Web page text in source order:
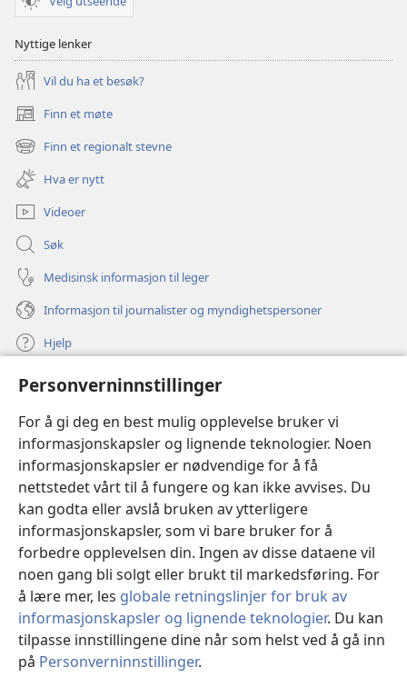
Personverninnstillinger
For å gi deg en best mulig opplevelse bruker vi
informasjonskapsler og lignende teknologier. Noen
informasjonskapsler er nødvendige for å få
nettstedet vårt til å fungere og kan ikke avvises. Du
kan godta eller avslå bruken av ytterligere
informasjonskapsler, som vi bare bruker for å
forbedre opplevelsen din. Ingen av disse dataene vil
noen gang bli solgt eller brukt til markedsføring. For
å lære mer, les globale retningslinjer for bruk av
informasjonskapsler og lignende teknologier. Du kan
tilpasse innstillingene dine når som helst ved å gå inn
på Personverninnstillinger.
Nyttige lenker
Vil du ha et besøk?
Finn et møte
(åpner
nytt
vindu)
Finn et regionalt stevne
(åpner
nytt
vindu)
Hva er nytt
Videoer
Søk
Medisinsk informasjon til leger
Informasjon til journalister og myndighetspersoner
Hjelp
Bidrag
(åpner
nytt
vindu)Watchtower ONLINE LIBRARY™
(åpner
nytt
vindu) JW Hub ®
(åpner
nytt
vindu)JW Library ®
Watchtower Library
Copyright
© 2026 Watch Tower Bible and Tract Society of Pennsylvania.
VILKÅR FOR BRUK| PERSONVERN